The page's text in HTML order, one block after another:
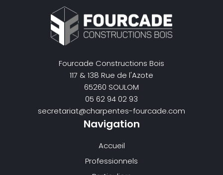
Fourcade Constructions Bois
117 & 138 Rue de l'Azote
65260 SOULOM
05 62 94 02 93
secretariat@charpentes-fourcade.com
Navigation
Accueil
Professionnels